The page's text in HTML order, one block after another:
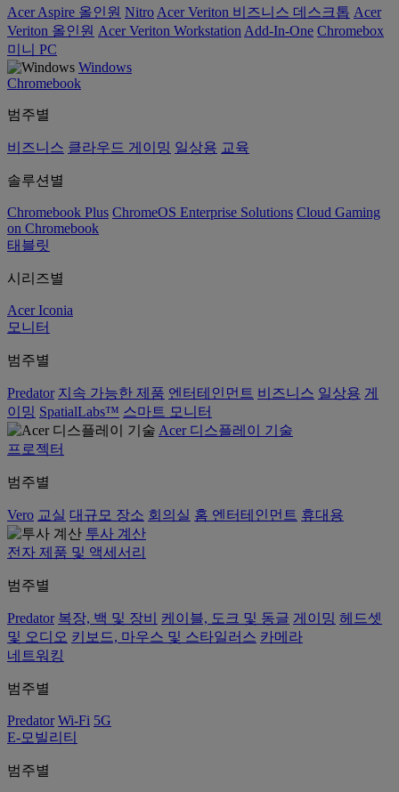
Acer Aspire 올인원 Nitro Acer Veriton 비즈니스 데스크톱 Acer
Veriton 올인원 Acer Veriton Workstation Add-In-One Chromebox
미니 PC
Windows
Chromebook
범주별
비즈니스 클라우드 게이밍 일상용 교육
솔루션별
Chromebook Plus ChromeOS Enterprise Solutions Cloud Gaming
on Chromebook
태블릿
시리즈별
Acer Iconia
모니터
범주별
Predator 지속 가능한 제품 엔터테인먼트 비즈니스 일상용 게
이밍 SpatialLabs™ 스마트 모니터
Acer 디스플레이 기술
프로젝터
범주별
Vero 교실 대규모 장소 회의실 홈 엔터테인먼트 휴대용
투사 계산
전자 제품 및 액세서리
범주별
Predator 복장, 백 및 장비 케이블, 도크 및 동글 게이밍 헤드셋
및 오디오 키보드, 마우스 및 스타일러스 카메라
네트워킹
범주별
Predator Wi-Fi 5G
E-모빌리티
범주별